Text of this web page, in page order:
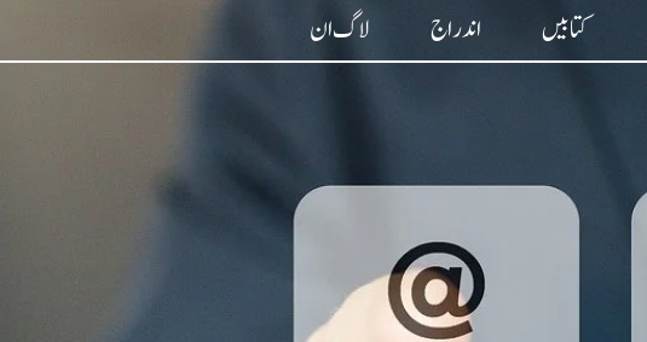
کتابیں اندراج لاگ ان